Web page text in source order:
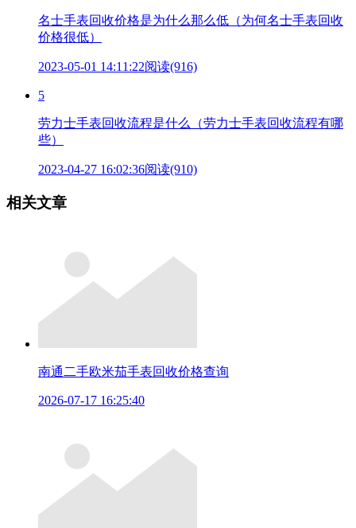
名士手表回收价格是为什么那么低（为何名士手表回收
价格很低）
2023-05-01 14:11:22阅读(916)
5
劳力士手表回收流程是什么（劳力士手表回收流程有哪
些）
2023-04-27 16:02:36阅读(910)
相关文章
南通二手欧米茄手表回收价格查询
2026-07-17 16:25:40